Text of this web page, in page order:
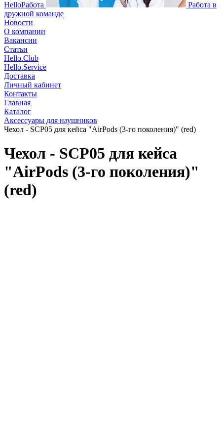
HelloРабота
Работа в
дружной команде
Новости
О компании
Вакансии
Статьи
Hello.Club
Hello.Service
Доставка
Личный кабинет
Контакты
Главная
Каталог
Аксессуары для наушников
Чехол - SCP05 для кейса "AirPods (3-го поколения)" (red)
Чехол - SCP05 для кейса
"AirPods (3-го поколения)"
(red)